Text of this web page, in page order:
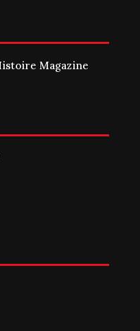
Magazine